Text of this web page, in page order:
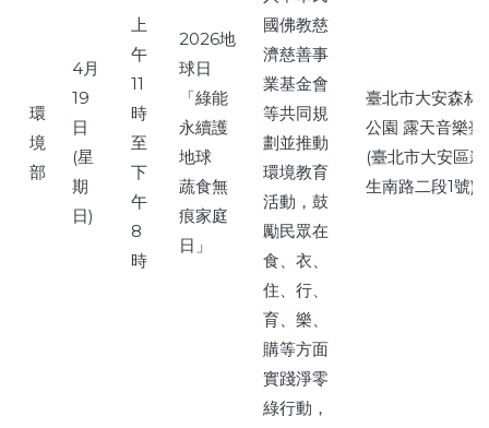
環
境
部
4月
19
日
(星
期
日)
上
午
11
時
至
下
午
8
時
2026地
球日
「綠能
永續護
地球
蔬食無
痕家庭
日」
國佛教慈
濟慈善事
業基金會
等共同規
劃並推動
環境教育
活動，鼓
勵民眾在
食、衣、
住、行、
育、樂、
購等方面
實踐淨零
綠行動，
臺北市大安森林
公園 露天音樂臺
(臺北市大安區新
生南路二段1號)